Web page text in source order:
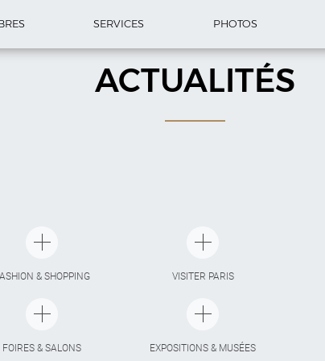
SERVICES PHOTOS
ACTUALITÉS
& SHOPPING VISITER PARIS
FOIRES & SALONS EXPOSITIONS & MUSÉES